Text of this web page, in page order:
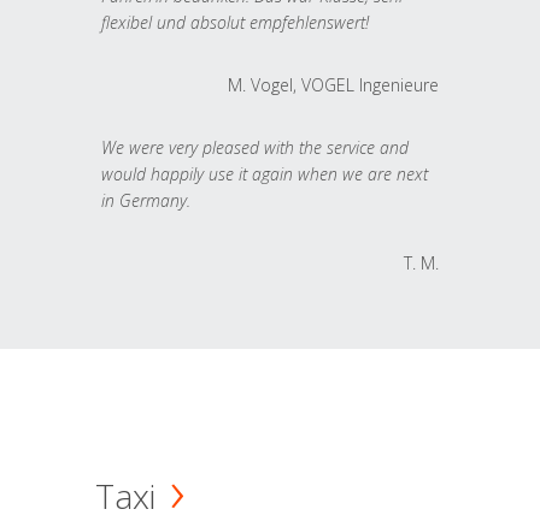
flexibel und absolut empfehlenswert!
M. Vogel, VOGEL Ingenieure
We were very pleased with the service and
would happily use it again when we are next
in Germany.
T. M.
Taxi